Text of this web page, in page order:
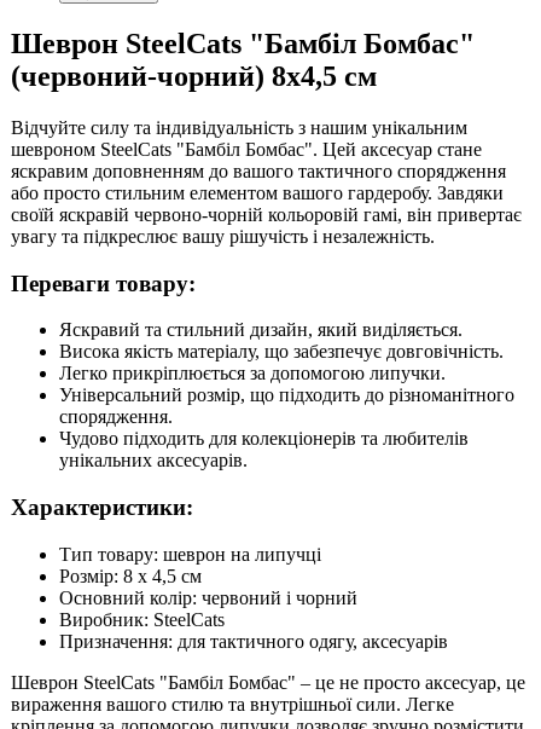
Шеврон SteelCats "Бамбіл Бомбас"
(червоний-чорний) 8х4,5 см
Відчуйте силу та індивідуальність з нашим унікальним
шевроном SteelCats "Бамбіл Бомбас". Цей аксесуар стане
яскравим доповненням до вашого тактичного спорядження
або просто стильним елементом вашого гардеробу. Завдяки
своїй яскравій червоно-чорній кольоровій гамі, він привертає
увагу та підкреслює вашу рішучість і незалежність.
Переваги товару:
Яскравий та стильний дизайн, який виділяється.
Висока якість матеріалу, що забезпечує довговічність.
Легко прикріплюється за допомогою липучки.
Універсальний розмір, що підходить до різноманітного
спорядження.
Чудово підходить для колекціонерів та любителів
унікальних аксесуарів.
Характеристики:
Тип товару: шеврон на липучці
Розмір: 8 х 4,5 см
Основний колір: червоний і чорний
Виробник: SteelCats
Призначення: для тактичного одягу, аксесуарів
Шеврон SteelCats "Бамбіл Бомбас" – це не просто аксесуар, це
вираження вашого стилю та внутрішньої сили. Легке